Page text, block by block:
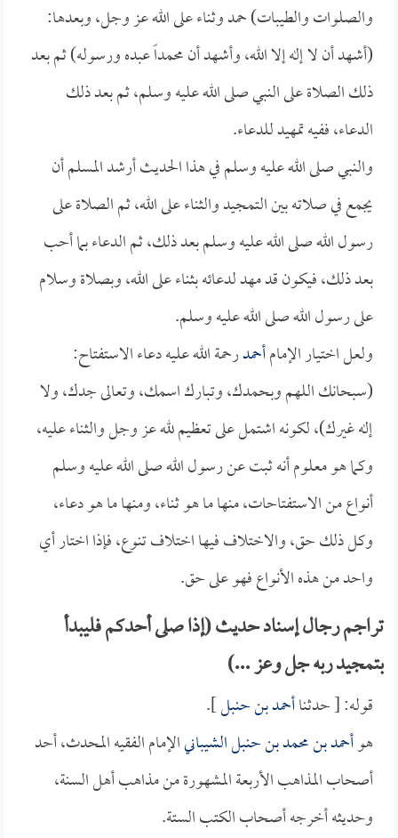
والصلوات والطيبات) حمد وثناء على الله عز وجل، وبعدها:
(أشهد أن لا إله إلا الله، وأشهد أن محمداً عبده ورسوله) ثم بعد
ذلك الصلاة على النبي صلى الله عليه وسلم، ثم بعد ذلك
الدعاء، ففيه تمهيد للدعاء.
والنبي صلى الله عليه وسلم في هذا الحديث أرشد المسلم أن
يجمع في صلاته بين التمجيد والثناء على الله، ثم الصلاة على
رسول الله صلى الله عليه وسلم بعد ذلك، ثم الدعاء بما أحب
بعد ذلك، فيكون قد مهد لدعائه بثناء على الله، وبصلاة وسلام
على رسول الله صلى الله عليه وسلم.
ولعل اختيار الإمامأحمدرحمة الله عليه دعاء الاستفتاح:
(سبحانك اللهم وبحمدك، وتبارك اسمك، وتعالى جدك، ولا
إله غيرك)، لكونه اشتمل على تعظيم لله عز وجل والثناء عليه،
وكما هو معلوم أنه ثبت عن رسول الله صلى الله عليه وسلم
أنواع من الاستفتاحات، منها ما هو ثناء، ومنها ما هو دعاء،
وكل ذلك حق، والاختلاف فيها اختلاف تنوع، فإذا اختار أي
واحد من هذه الأنواع فهو على حق.
تراجم رجال إسناد حديث (إذا صلى أحدكم فليبدأ
بتمجيد ربه جل وعز ...)
قوله: [ حدثناأحمد بن حنبل].
هوأحمد بن محمد بن حنبل الشيبانيالإمام الفقيه المحدث، أحد
أصحاب المذاهب الأربعة المشهورة من مذاهب أهل السنة،
وحديثه أخرجه أصحاب الكتب الستة.